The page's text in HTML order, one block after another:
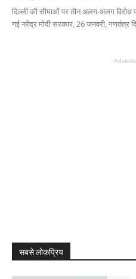
दिल्ली की सीमाओं पर तीन अलग-अलग विरोध
गई नरेंद्र मोदी सरकार, 26 जनवरी, गणतंत्र
-
सबसे लोकप्रिय